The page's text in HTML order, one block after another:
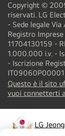
Copyright ©
riservati. LG
- Sede legale
Registro
11704130159 -
1.000.000 i.v. -
- Iscrizione
Questo è il sito
vuoi connetterti
LG
opens